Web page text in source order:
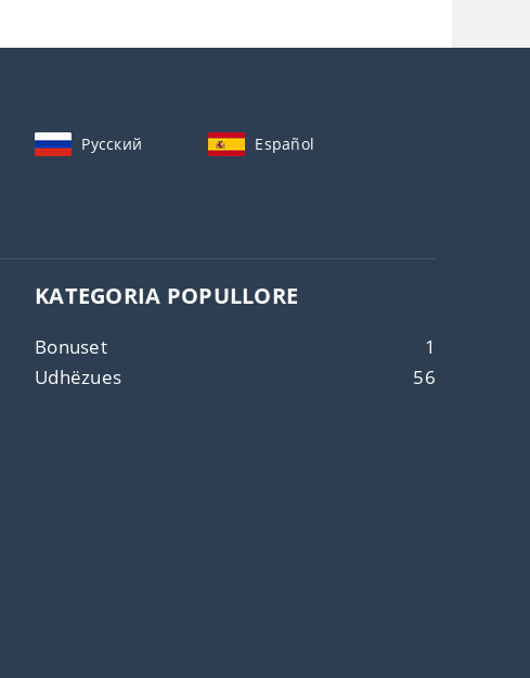
Русский Español
KATEGORIA POPULLORE
Bonuset
1
Udhëzues
56